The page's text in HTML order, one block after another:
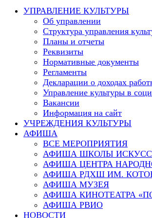
websiteУПРАВЛЕНИЕ КУЛЬТУРЫ
Об управлении
Структура управления
Планы и отчеты
Реквизиты
Нормативные документы
Регламенты
Декларации о доходах
Управление культуры в
Вакансии
Информация на сайт
УЧРЕЖДЕНИЯ КУЛЬТУРЫ
АФИША
ВСЕ МЕРОПРИЯТИЯ
АФИША ШКОЛЫ
АФИША ЦЕНТРА
АФИША РДХШ ИМ.
АФИША МУЗЕЯ
АФИША КИНОТЕАТРА
АФИША РВИО
НОВОСТИ